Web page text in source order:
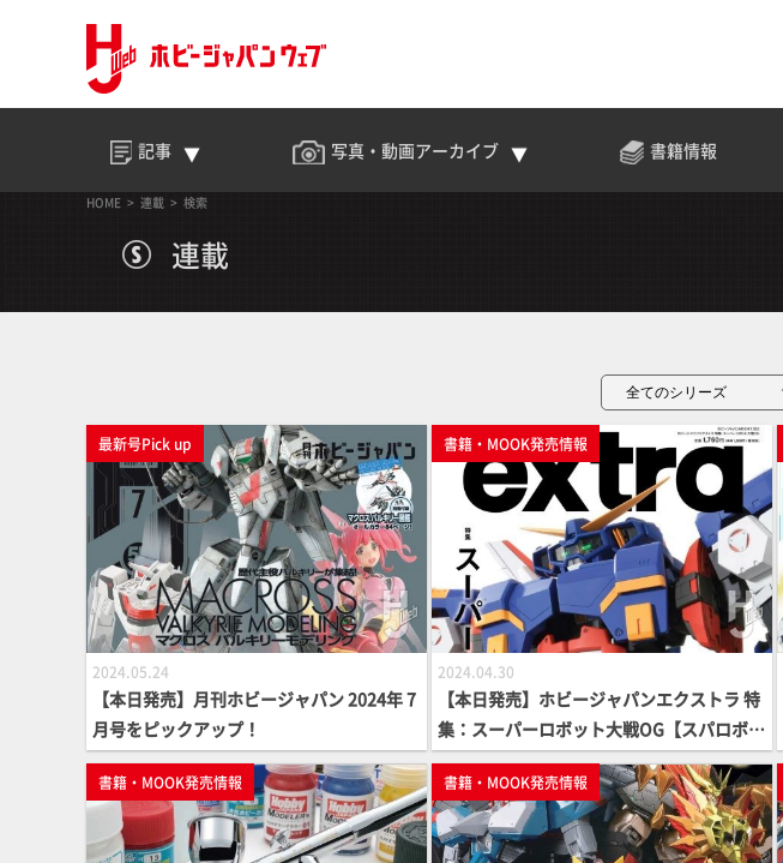
記事 写真・動画アーカイブ 書籍情報
HOME 連載 検索
連載
最新号Pick up
2024.05.24
【本日発売】月刊ホビージャパン 2024年 7
月号をピックアップ！
書籍・MOOK発売情報
2024.04.30
【本日発売】ホビージャパンエクストラ 特
集：スーパーロボット大戦OG【スパロボO
G】
書籍・MOOK発売情報 書籍・MOOK発売情報